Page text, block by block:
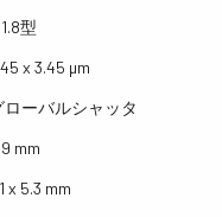
型
x 3.45 µm
ローバルシャッタ
mm
x 5.3 mm